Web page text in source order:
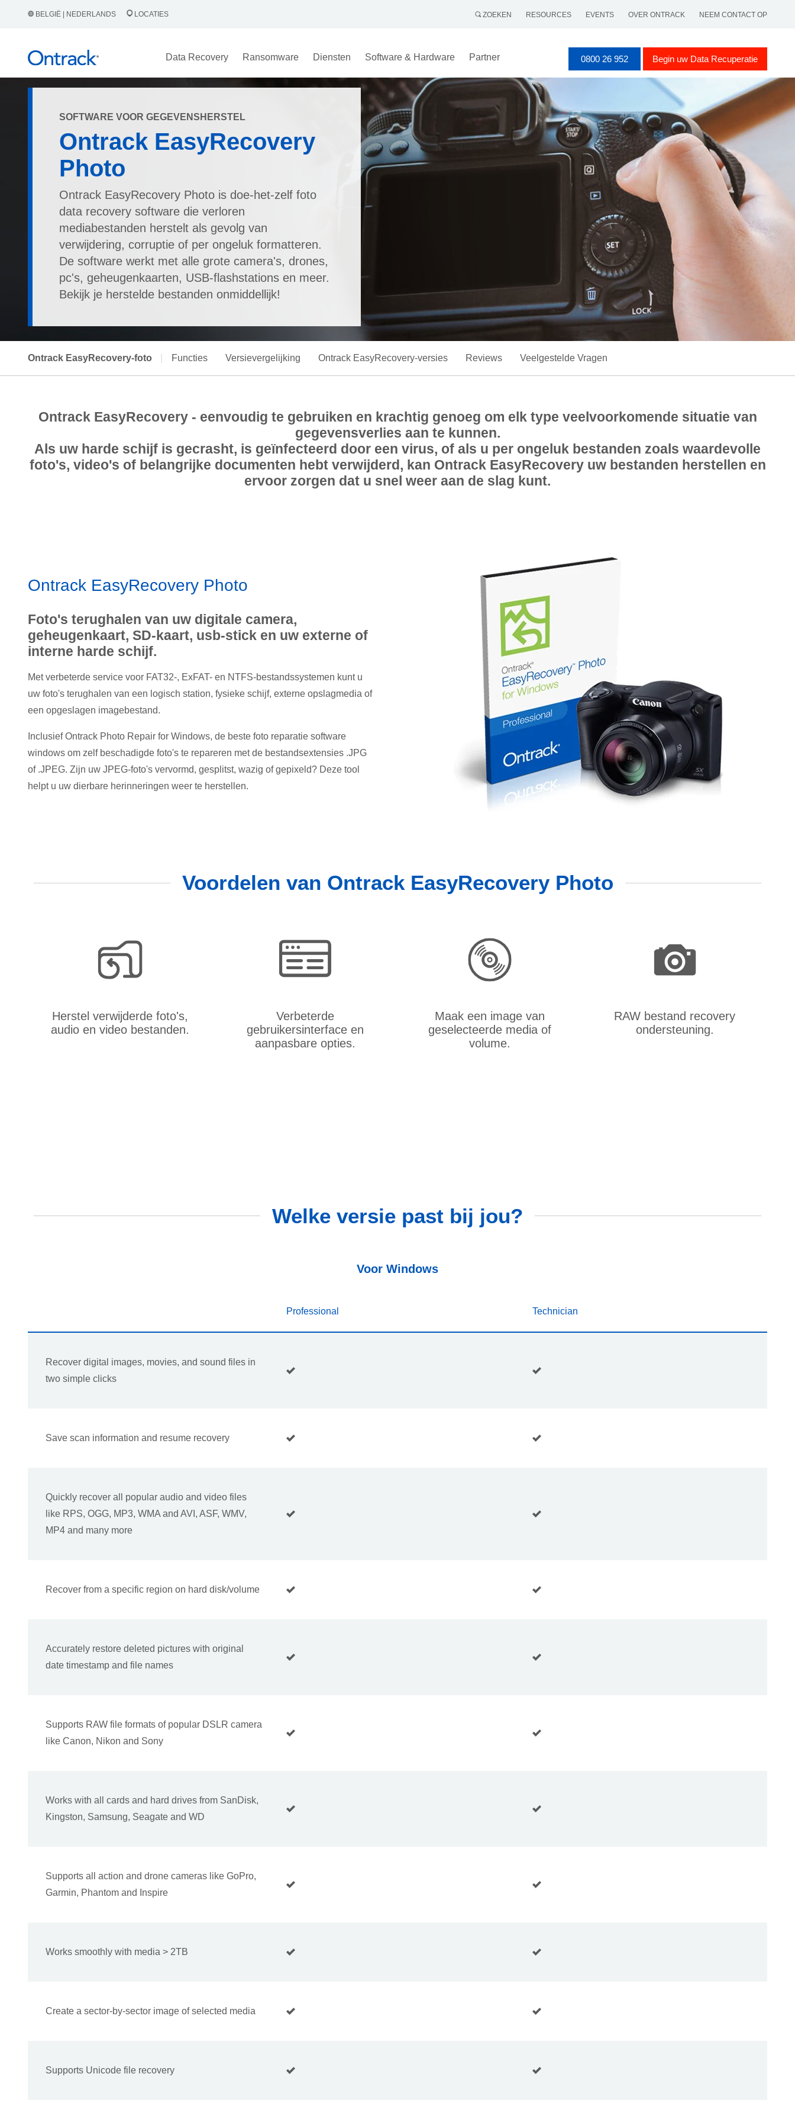
BELGIË | NEDERLANDS LOCATIES ZOEKEN RESOURCES EVENTS OVER ONTRACK NEEM CONTACT OP
Data Recovery Ransomware Diensten Software & Hardware Partner 0800 26 952 Begin uw Data Recuperatie
SOFTWARE VOOR GEGEVENSHERSTEL
Ontrack EasyRecovery
Photo
Ontrack EasyRecovery Photo is doe-het-zelf foto
data recovery software die verloren
mediabestanden herstelt als gevolg van
verwijdering, corruptie of per ongeluk formatteren.
De software werkt met alle grote camera's, drones,
pc's, geheugenkaarten, USB-flashstations en meer.
Bekijk je herstelde bestanden onmiddellijk!
Ontrack EasyRecovery-foto Functies Versievergelijking Ontrack EasyRecovery-versies Reviews Veelgestelde Vragen
Ontrack EasyRecovery - eenvoudig te gebruiken en krachtig genoeg om elk type veelvoorkomende situatie van
gegevensverlies aan te kunnen.
Als uw harde schijf is gecrasht, is geïnfecteerd door een virus, of als u per ongeluk bestanden zoals waardevolle
foto's, video's of belangrijke documenten hebt verwijderd, kan Ontrack EasyRecovery uw bestanden herstellen en
ervoor zorgen dat u snel weer aan de slag kunt.
Ontrack EasyRecovery Photo
Foto's terughalen van uw digitale camera,
geheugenkaart, SD-kaart, usb-stick en uw externe of
interne harde schijf.
Met verbeterde service voor FAT32-, ExFAT- en NTFS-bestandssystemen kunt u
uw foto's terughalen van een logisch station, fysieke schijf, externe opslagmedia of
een opgeslagen imagebestand.
Inclusief Ontrack Photo Repair for Windows, de beste foto reparatie software
windows om zelf beschadigde foto's te repareren met de bestandsextensies .JPG
of .JPEG. Zijn uw JPEG-foto's vervormd, gesplitst, wazig of gepixeld? Deze tool
helpt u uw dierbare herinneringen weer te herstellen.
Voordelen van Ontrack EasyRecovery Photo
Herstel verwijderde foto's,
audio en video bestanden.
Verbeterde
gebruikersinterface en
aanpasbare opties.
Maak een image van
geselecteerde media of
volume.
RAW bestand recovery
ondersteuning.
Welke versie past bij jou?
Voor Windows
Professional Technician
Recover digital images, movies, and sound files in
two simple clicks
Save scan information and resume recovery
Quickly recover all popular audio and video files
like RPS, OGG, MP3, WMA and AVI, ASF, WMV,
MP4 and many more
Recover from a specific region on hard disk/volume
Accurately restore deleted pictures with original
date timestamp and file names
Supports RAW file formats of popular DSLR camera
like Canon, Nikon and Sony
Works with all cards and hard drives from SanDisk,
Kingston, Samsung, Seagate and WD
Supports all action and drone cameras like GoPro,
Garmin, Phantom and Inspire
Works smoothly with media > 2TB
Create a sector-by-sector image of selected media
Supports Unicode file recovery